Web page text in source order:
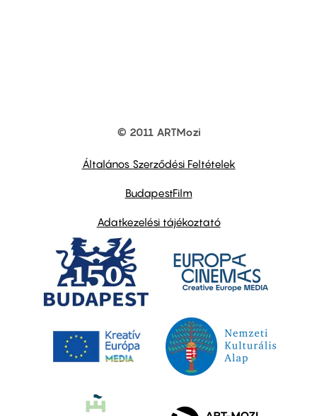
© 2011 ARTMozi
Általános Szerződési Feltételek
BudapestFilm
Adatkezelési tájékoztató